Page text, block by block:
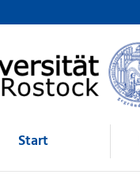
Start